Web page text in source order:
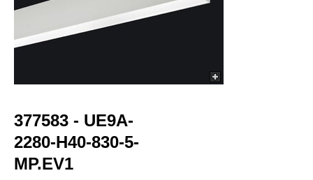
377583 - UE9A-
2280-H40-830-5-
MP.EV1